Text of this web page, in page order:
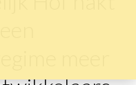
meer